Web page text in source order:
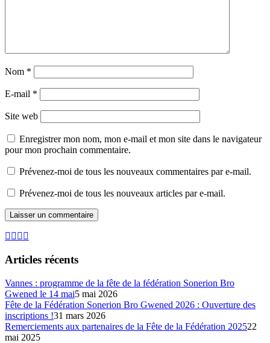
Nom *
E-mail *
Site web
Enregistrer mon nom, mon e-mail et mon site dans le navigateur
pour mon prochain commentaire.
Prévenez-moi de tous les nouveaux commentaires par e-mail.
Prévenez-moi de tous les nouveaux articles par e-mail.
Articles récents
Vannes : programme de la fête de la fédération Sonerion Bro
Gwened le 14 mai5 mai 2026
Fête de la Fédération Sonerion Bro Gwened 2026 : Ouverture des
inscriptions !31 mars 2026
Remerciements aux partenaires de la Fête de la Fédération 202522
mai 2025